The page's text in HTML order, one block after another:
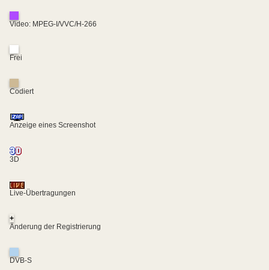
Video: MPEG-I/VVC/H-266
Frei
Codiert
Anzeige eines Screenshot
3D
Live-Übertragungen
+
Änderung der Registrierung
DVB-S